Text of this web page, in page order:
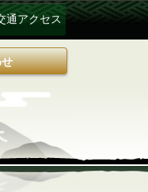
通アクセス